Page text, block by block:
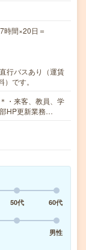
時間×20日＝
行バスあり（運賃
です。
・来客、教員、学
HP更新業務…
50代
60代
男性